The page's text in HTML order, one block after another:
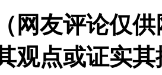
网友评论仅
观点或证实其